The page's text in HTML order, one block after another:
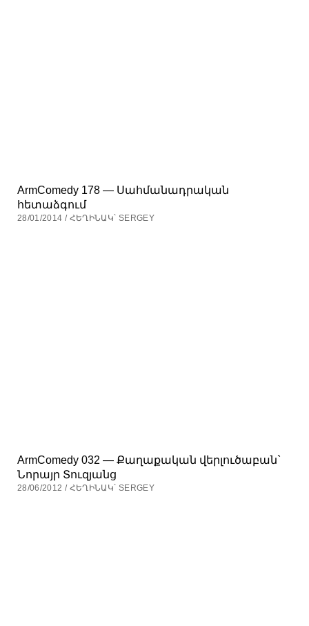
ArmComedy 178 — Սահմանադրական
հետաձգում
28/01/2014 / ՀԵՂԻՆԱԿ՝ SERGEY
ArmComedy 032 — Քաղաքական վերլուծաբան`
Նորայր Տուզյանց
28/06/2012 / ՀԵՂԻՆԱԿ՝ SERGEY